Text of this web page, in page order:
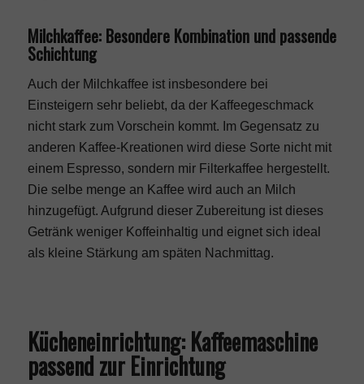
Milchkaffee: Besondere Kombination und passende
Schichtung
Auch der Milchkaffee ist insbesondere bei
Einsteigern sehr beliebt, da der Kaffeegeschmack
nicht stark zum Vorschein kommt. Im Gegensatz zu
anderen Kaffee-Kreationen wird diese Sorte nicht mit
einem Espresso, sondern mir Filterkaffee hergestellt.
Die selbe menge an Kaffee wird auch an Milch
hinzugefügt. Aufgrund dieser Zubereitung ist dieses
Getränk weniger Koffeinhaltig und eignet sich ideal
als kleine Stärkung am späten Nachmittag.
Kücheneinrichtung: Kaffeemaschine
passend zur Einrichtung